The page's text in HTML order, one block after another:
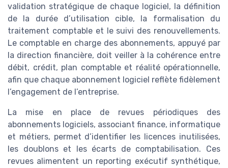
validation stratégique de chaque logiciel, la définition
de la durée d’utilisation cible, la formalisation du
traitement comptable et le suivi des renouvellements.
Le comptable en charge des abonnements, appuyé par
la direction financière, doit veiller à la cohérence entre
débit, crédit, plan comptable et réalité opérationnelle,
afin que chaque abonnement logiciel reflète fidèlement
l’engagement de l’entreprise.
La mise en place de revues périodiques des
abonnements logiciels, associant finance, informatique
et métiers, permet d’identifier les licences inutilisées,
les doublons et les écarts de comptabilisation. Ces
revues alimentent un reporting exécutif synthétique,